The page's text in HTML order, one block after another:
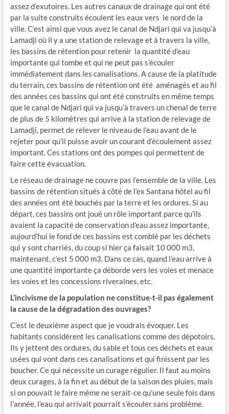
assez d’exutoires. Les autres canaux de drainage qui ont été
par la suite construits écoulent les eaux vers le nord de la
ville. C’est ainsi que vous avez le canal de Ndjari qui va jusqu’à
Lamadji où il y a une station de relevage et à travers la ville,
les bassins de rétention pour retenir la quantité d’eau
importante qui tombe et qui ne peut pas s’écouler
immédiatement dans les canalisations. A cause de la platitude
du terrain, ces bassins de rétention ont été aménagés et au fil
des années ces bassins qui ont été construits en même temps
que le canal de Ndjari qui va jusqu’à travers un chenal de terre
de plus de 5 kilomètres qui arrive à la station de relevage de
Lamadji, permet de relever le niveau de l’eau avant de le
rejeter pour qu’il puisse avoir un courant d’écoulement assez
important. Ces stations ont des pompes qui permettent de
faire cette évacuation.
Le réseau de drainage ne couvre pas l’ensemble de la ville. Les
bassins de rétention situés à côté de l’ex Santana hôtel au fil
des années ont été bouchés par la terre et les ordures. Si au
départ, ces bassins ont joué un rôle important parce qu’ils
avaient la capacité de conservation d’eau assez importante,
aujourd’hui le fond de ces bassins est comblé par les déchets
qui y sont charriés, du coup si hier ça faisait 10 000 m3,
maintenant, c’est 5 000 m3. Dans ce cas, quand l’eau arrive à
une quantité importante ça déborde vers les voies et menace
les voies et les concessions riveraines, etc.
L’incivisme de la population ne constitue-t-il pas également
la cause de la dégradation des ouvrages?
C’est le deuxième aspect que je voudrais évoquer. Les
habitants considèrent les canalisations comme des dépotoirs.
Ils y jettent des ordures, du sable et tous ces déchets et eaux
usées qui vont dans ces canalisations et qui finissent par les
boucher. Ce qui nécessite un curage régulier. Il faut au moins
deux curages, à la fin et au début de la saison des pluies, mais
si on pouvait le faire même ne serait-ce qu’une seule fois dans
l’année, l’eau qui arrivait pourrait s’écouler sans problème.